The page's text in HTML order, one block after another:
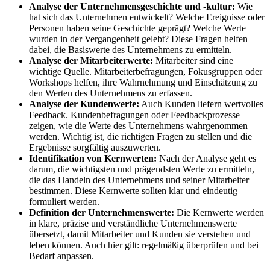
Analyse der Unternehmensgeschichte und -kultur: Wie
hat sich das Unternehmen entwickelt? Welche Ereignisse oder
Personen haben seine Geschichte geprägt? Welche Werte
wurden in der Vergangenheit gelebt? Diese Fragen helfen
dabei, die Basiswerte des Unternehmens zu ermitteln.
Analyse der Mitarbeiterwerte: Mitarbeiter sind eine
wichtige Quelle. Mitarbeiterbefragungen, Fokusgruppen oder
Workshops helfen, ihre Wahrnehmung und Einschätzung zu
den Werten des Unternehmens zu erfassen.
Analyse der Kundenwerte: Auch Kunden liefern wertvolles
Feedback. Kundenbefragungen oder Feedbackprozesse
zeigen, wie die Werte des Unternehmens wahrgenommen
werden. Wichtig ist, die richtigen Fragen zu stellen und die
Ergebnisse sorgfältig auszuwerten.
Identifikation von Kernwerten: Nach der Analyse geht es
darum, die wichtigsten und prägendsten Werte zu ermitteln,
die das Handeln des Unternehmens und seiner Mitarbeiter
bestimmen. Diese Kernwerte sollten klar und eindeutig
formuliert werden.
Definition der Unternehmenswerte: Die Kernwerte werden
in klare, präzise und verständliche Unternehmenswerte
übersetzt, damit Mitarbeiter und Kunden sie verstehen und
leben können. Auch hier gilt: regelmäßig überprüfen und bei
Bedarf anpassen.